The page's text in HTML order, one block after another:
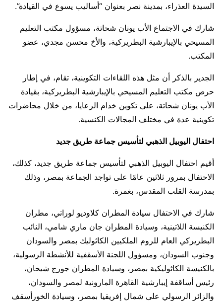
السيدة العذراء، بمدينة نصر بعنوان “أساليب يسوع في القيادة”.
شارك في الاجتماع الأب يونان شحاتة، مسؤول مكتب التعليم
المسيحي بالإيبارشية البطريركية، والأخ محسن مجدي، عضو
المكتب.
الجدير بالذكر أن مثل هذه اللقاءات التكوينية، تقام، في إطار
حرص مكتب التعليم المسيحي بالإيبارشية البطريركية، بقيادة
الأب يونان شحاتة، على تكوين خدام الرعايا، من خلال محاضرات
تكوينية عدة في مختلف المجالات الكنسية.
احتفال اليوبيل الذهبي لتأسيس جماعة طريق جديد
أقيم احتفال اليوبيل الذهبي لتأسيس جماعة طريق جديد، كذلك،
الاحتفال بمرور ثلاثين عامًا على تواجد الجماعة بمصر، وذلك
بمدرسة القلب المقدس، بغمرة.
شارك في الاحتفال سيادة المطران كلاوديو لوراتي، مطران
الكنيسة اللاتينية، وسيادة المطران جان ماري شامي، النائب
البطريركي العام للروم الملكيين الكاثوليك بمصر والسودان
وجنوب السودان، ومسؤول اللجنة الأسقفية للأنشطة الرسولية،
بالكنيسة الكاثوليكية بمصر، وسيادة المطران جورج شيحان،
رئيس أساقفة إيبارشية القاهرة المارونية لمصر والسودان،
والزائر الرسولي على شمال إفريقيا بمصر، وسيادة الخورأسقف